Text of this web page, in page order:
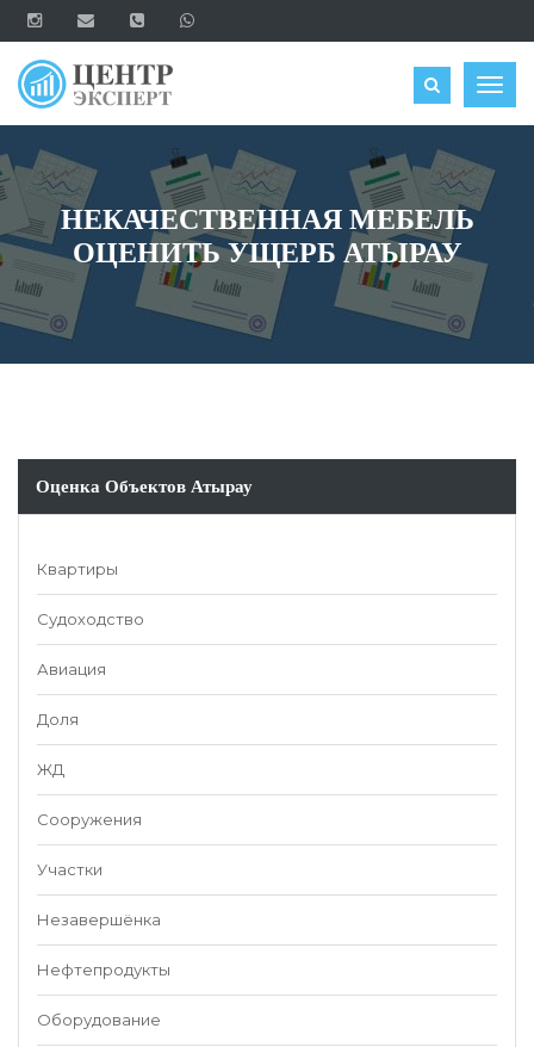
ОЦЕНИТЬ
НЕКАЧЕСТВЕННАЯ МЕБЕЛЬ
ОЦЕНИТЬ УЩЕРБ АТЫРАУ
Оценка Объектов Атырау
Квартиры
Судоходство
Авиация
Доля
ЖД
Сооружения
Участки
Незавершёнка
Нефтепродукты
Оборудование